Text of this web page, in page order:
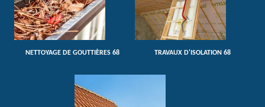
NETTOYAGE DE GOUTTIÈRES 68 TRAVAUX D'ISOLATION 68